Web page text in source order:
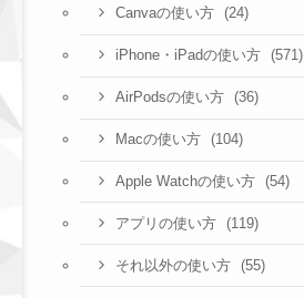
Canvaの使い方 (24)
iPhone・iPadの使い方 (571)
AirPodsの使い方 (36)
Macの使い方 (104)
Apple Watchの使い方 (54)
アプリの使い方 (119)
それ以外の使い方 (55)